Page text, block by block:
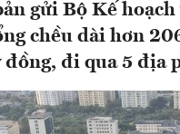
gửi Bộ Kế
chều dài hơn
đồng, đi qua 5 địa